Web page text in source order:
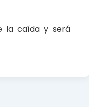
la caída y será